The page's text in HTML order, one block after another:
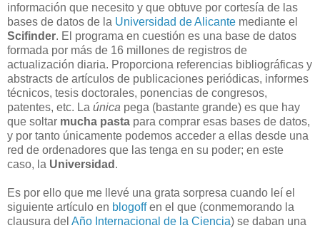
información que necesito y que obtuve por cortesía de las
bases de datos de la Universidad de Alicante mediante el
Scifinder. El programa en cuestión es una base de datos
formada por más de 16 millones de registros de
actualización diaria. Proporciona referencias bibliográficas y
abstracts de artículos de publicaciones periódicas, informes
técnicos, tesis doctorales, ponencias de congresos,
patentes, etc. La única pega (bastante grande) es que hay
que soltar mucha pasta para comprar esas bases de datos,
y por tanto únicamente podemos acceder a ellas desde una
red de ordenadores que las tenga en su poder; en este
caso, la Universidad .
Es por ello que me llevé una grata sorpresa cuando leí el
siguiente artículo en blogoffen el que (conmemorando la
clausura del Año Internacional de la Ciencia) se daban una